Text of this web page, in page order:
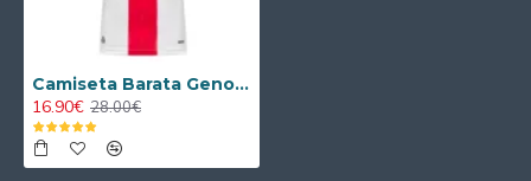
Camiseta Barata Genoa CFC Visitante Segunda Equipación 2025/26
16.90€ 28.00€